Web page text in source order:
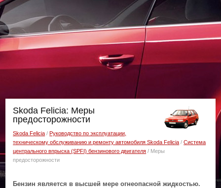
Skoda Felicia: Меры
предосторожности
Skoda Felicia /Руководство по эксплуатации,
техническому обслуживанию и ремонту автомобиля Skoda Felicia /Система
центрального впрыска (SPFI) бензинового двигателя / Меры
предосторожности
Бензин является в высшей мере огнеопасной жидкостью.